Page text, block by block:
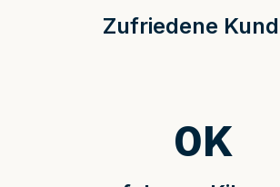
Zufriedene
0K